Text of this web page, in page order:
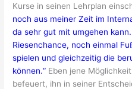
Kurse in seinen Lehrplan
noch aus meiner Zeit im
da sehr gut mit umgehen
Riesenchance, noch einmal
spielen und gleichzeitig die
können.“ Eben jene
befeuert, ihn in seiner